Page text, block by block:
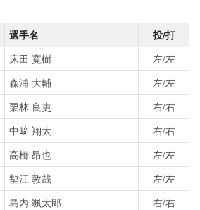
選手名
投/打
床田 寛樹
左/左
森浦 大輔
左/左
栗林 良吏
右/右
中﨑 翔太
右/右
高橋 昂也
左/左
塹江 敦哉
左/左
島内 颯太郎
右/右